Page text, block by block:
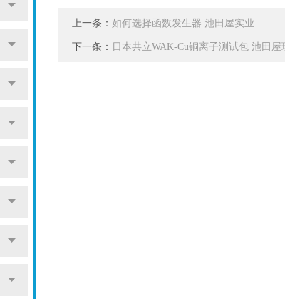
上一条：如何选择函数发生器 池田屋实业
下一条： 日本共立WAK-Cu铜离子测试包 池田屋